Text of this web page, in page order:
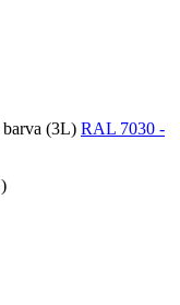
(3L) RAL 7030 -